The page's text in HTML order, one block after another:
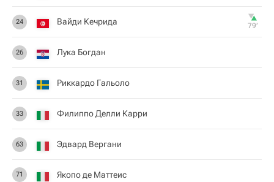
24 Вайди Кечрида 79‎’‎
26 Лука Богдан
31 Риккардо Гальоло
33 Филиппо Делли Карри
63 Эдвард Вергани
71 Якопо де Маттеис